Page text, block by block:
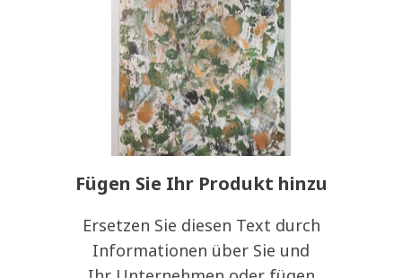
Fügen Sie Ihr Produkt hinzu
Ersetzen Sie diesen Text durch
Informationen über Sie und